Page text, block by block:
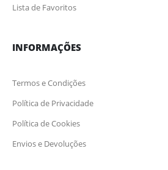
Lista de Favoritos
INFORMAÇÕES
Termos e Condições
Política de Privacidade
Política de Cookies
Envios e Devoluções